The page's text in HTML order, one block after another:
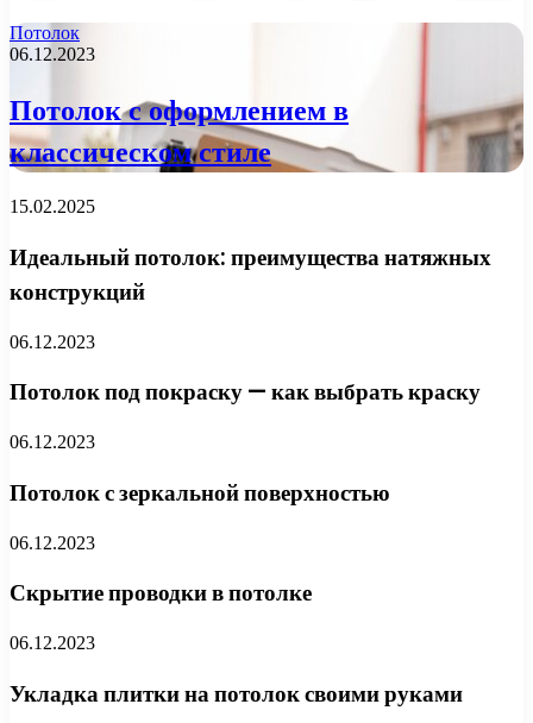
Потолок
06.12.2023
Потолок с оформлением в
классическом стиле
15.02.2025
Идеальный потолок: преимущества натяжных
конструкций
06.12.2023
Потолок под покраску — как выбрать краску
06.12.2023
Потолок с зеркальной поверхностью
06.12.2023
Скрытие проводки в потолке
06.12.2023
Укладка плитки на потолок своими руками